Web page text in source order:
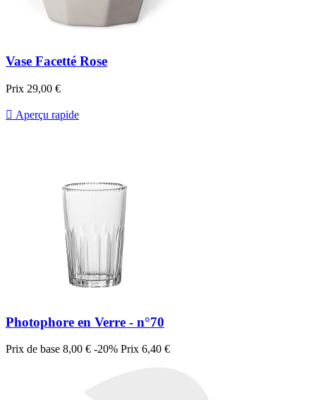
Vase Facetté Rose
Prix 29,00 €
 Aperçu rapide
Photophore en Verre - n°70
Prix de base 8,00 € -20% Prix 6,40 €